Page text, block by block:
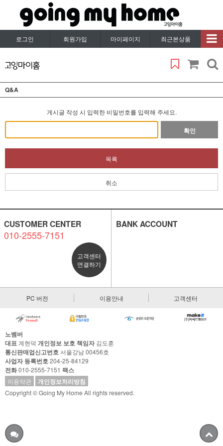
로그인 회원가입 마이페이지 최근본상품
Q&A
게시글 작성 시 입력한 비밀번호를 입력해 주세요.
확인
목록
취소
CUSTOMER CENTER
010-2555-7151
고객센터
연결하기
BANK ACCOUNT
PC 버전 이용안내 고객센터
노벰버
대표 계현덕 개인정보 보호 책임자김도훈
통신판매업신고번호 서울강남 00456호
사업자 등록번호204-25-84129
전화010-2555-7151 팩스
이용약관 개인정보처리방침
Copyright © Going My Home All rights reserved.